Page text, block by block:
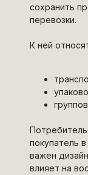
сохранить
перевозки.
К ней
покупатель
важен
влияет на